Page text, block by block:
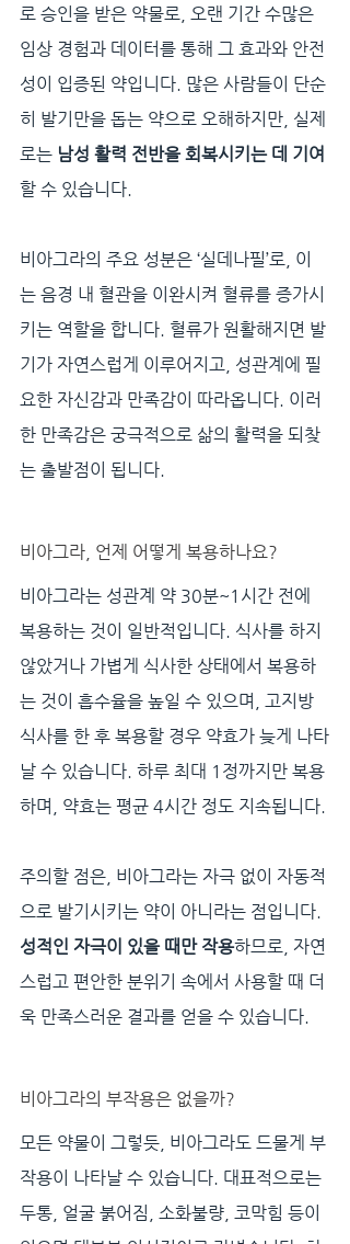
로 승인을 받은 약물로, 오랜 기간 수많은
임상 경험과 데이터를 통해 그 효과와 안전
성이 입증된 약입니다. 많은 사람들이 단순
히 발기만을 돕는 약으로 오해하지만, 실제
로는 남성 활력 전반을 회복시키는 데 기여
할 수 있습니다.
비아그라의 주요 성분은 ‘실데나필’로, 이
는 음경 내 혈관을 이완시켜 혈류를 증가시
키는 역할을 합니다. 혈류가 원활해지면 발
기가 자연스럽게 이루어지고, 성관계에 필
요한 자신감과 만족감이 따라옵니다. 이러
한 만족감은 궁극적으로 삶의 활력을 되찾
는 출발점이 됩니다.
비아그라, 언제 어떻게 복용하나요?
비아그라는 성관계 약 30분~1시간 전에
복용하는 것이 일반적입니다. 식사를 하지
않았거나 가볍게 식사한 상태에서 복용하
는 것이 흡수율을 높일 수 있으며, 고지방
식사를 한 후 복용할 경우 약효가 늦게 나타
날 수 있습니다. 하루 최대 1정까지만 복용
하며, 약효는 평균 4시간 정도 지속됩니다.
주의할 점은, 비아그라는 자극 없이 자동적
으로 발기시키는 약이 아니라는 점입니다.
성적인 자극이 있을 때만 작용하므로, 자연
스럽고 편안한 분위기 속에서 사용할 때 더
욱 만족스러운 결과를 얻을 수 있습니다.
비아그라의 부작용은 없을까?
모든 약물이 그렇듯, 비아그라도 드물게 부
작용이 나타날 수 있습니다. 대표적으로는
두통, 얼굴 붉어짐, 소화불량, 코막힘 등이